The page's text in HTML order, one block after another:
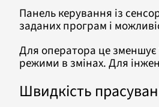
Панель керування із
заданих програм і
Для оператора це
режими в змінах. Для
Швидкість